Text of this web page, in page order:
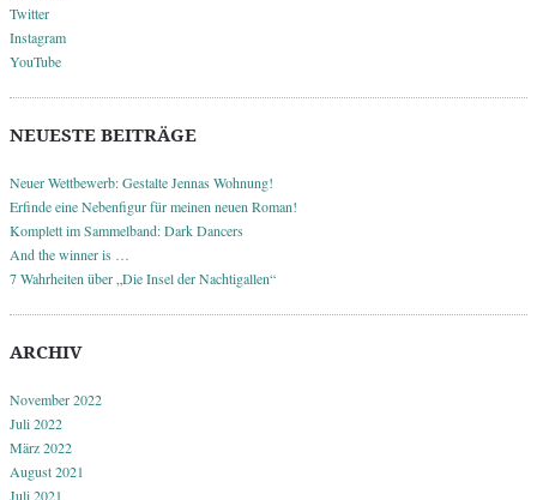
Twitter
Instagram
YouTube
NEUESTE BEITRÄGE
Neuer Wettbewerb: Gestalte Jennas Wohnung!
Erfinde eine Nebenfigur für meinen neuen Roman!
Komplett im Sammelband: Dark Dancers
And the winner is …
7 Wahrheiten über „Die Insel der Nachtigallen“
ARCHIV
November 2022
Juli 2022
März 2022
August 2021
Juli 2021